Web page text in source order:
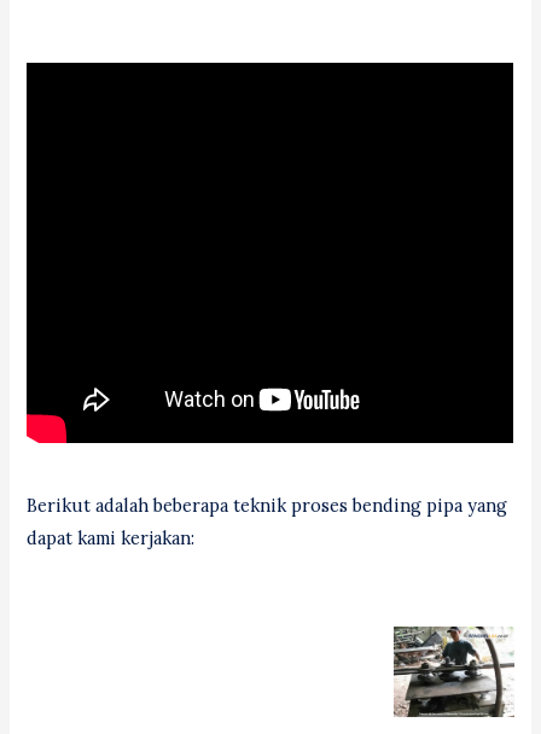
Berikut adalah beberapa teknik proses bending pipa yang
dapat kami kerjakan: